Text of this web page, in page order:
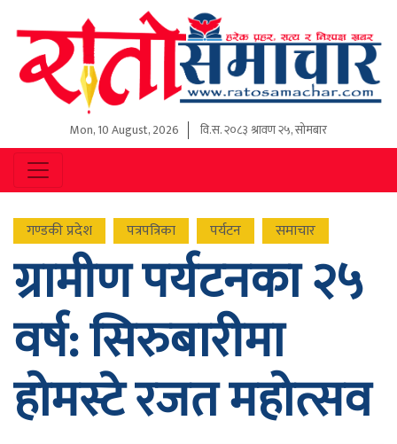
Mon, 10 August, 2026 वि.स.२०८३ श्रावण २५, सोमबार
गण्डकी प्रदेश पत्रपत्रिका पर्यटन समाचार
ग्रामीण पर्यटनका २५
वर्ष: सिरुबारीमा
होमस्टे रजत महोत्सव